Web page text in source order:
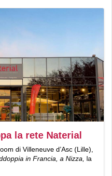
la rete Naterial
di Villeneuve d’Asc (Lille),
in Francia, a Nizza,
la